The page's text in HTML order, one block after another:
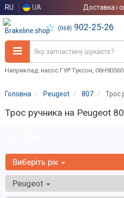
RU UA Доставка і
(068) 902-25-26
Наприклад: насос ГУР Туксон,
Головна Peugeot 807 Трос
Трос ручника на Peugeot
Виберіть рік
Peugeot